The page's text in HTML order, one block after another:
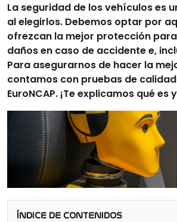
La seguridad de los vehículos es
al elegirlos. Debemos optar por
ofrezcan la mejor protección
daños en caso de accidente e,
Para asegurarnos de hacer la
contamos con pruebas de
EuroNCAP. ¡Te explicamos qué
ÍNDICE DE CONTENIDOS